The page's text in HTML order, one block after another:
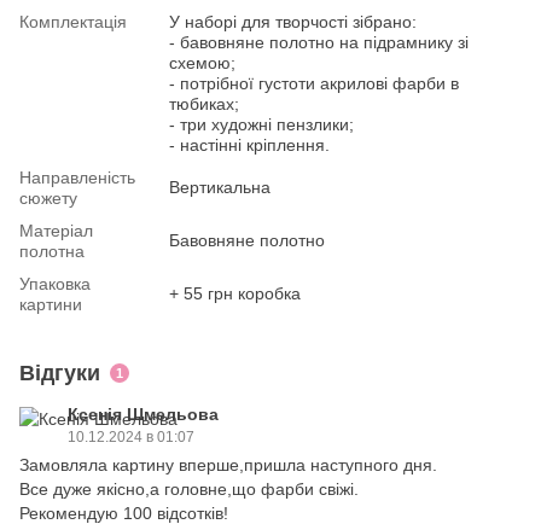
Комплектація
У наборі для творчості зібрано:
- бавовняне полотно на підрамнику зі
схемою;
- потрібної густоти акрилові фарби в
тюбиках;
- три художні пензлики;
- настінні кріплення.
Направленість
сюжету
Вертикальна
Матеріал
полотна
Бавовняне полотно
Упаковка
картини
+ 55 грн коробка
Відгуки 1
Ксенія Шмельова
10.12.2024 в 01:07
Замовляла картину вперше,пришла наступного дня.
Все дуже якісно,а головне,що фарби свіжі.
Рекомендую 100 відсотків!